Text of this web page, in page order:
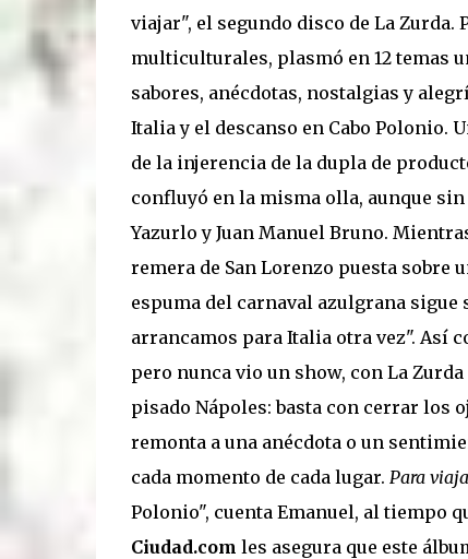
viajar", el segundo disco de La Zurda.
multiculturales, plasmó en 12 temas
sabores, anécdotas, nostalgias y
Italia y el descanso en Cabo Polonio.
de la injerencia de la dupla de
confluyó en la misma olla, aunque
Yazurlo y Juan Manuel Bruno.
remera de San Lorenzo puesta sobre
espuma del carnaval azulgrana
arrancamos para Italia otra vez". Así
pero nunca vio un show, con La
pisado Nápoles: basta con cerrar los
remonta a una anécdota o un
cada momento de cada lugar. Para
Polonio", cuenta Emanuel, al tiempo
Ciudad.com les asegura que este